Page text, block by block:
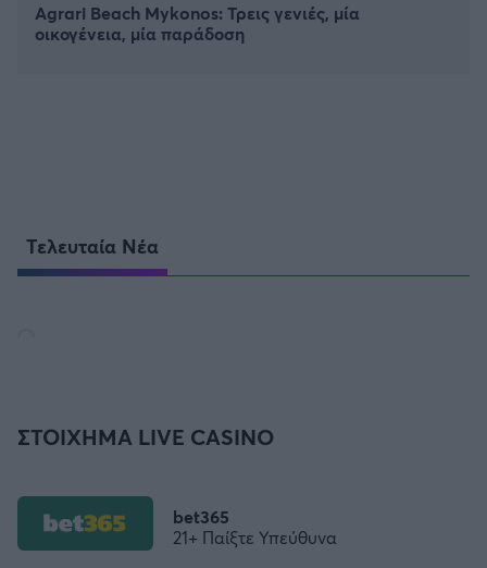
Agrari Beach Mykonos: Τρεις γενιές, μία
οικογένεια, μία παράδοση
Τελευταία Νέα
ΣΤΟΙΧΗΜΑ LIVE CASINO
bet365
21+ Παίξτε Υπεύθυνα